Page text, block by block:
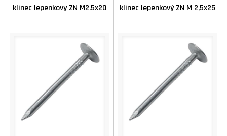
klinec lepenkovy ZN M2.5x20 klinec lepenkový ZN M 2,5x25